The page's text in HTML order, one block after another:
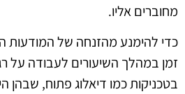
מחוברים אליו.
כדי להימנע מהזנחה של המודעות
זמן במהלך השיעורים לעבודה על
בטכניקות כמו דיאלוג פתוח,